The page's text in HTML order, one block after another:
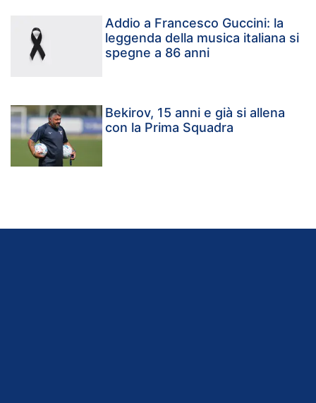
Addio a Francesco Guccini: la
leggenda della musica italiana si
spegne a 86 anni
Bekirov, 15 anni e già si allena
con la Prima Squadra